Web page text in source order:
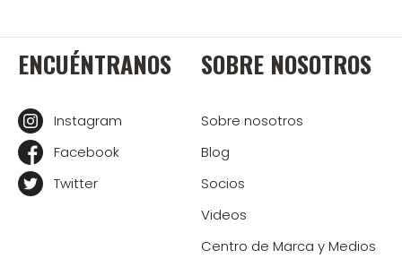
ENCUÉNTRANOS
Instagram
Facebook
Twitter
SOBRE NOSOTROS
Sobre nosotros
Blog
Socios
Videos
Centro de Marca y Medios